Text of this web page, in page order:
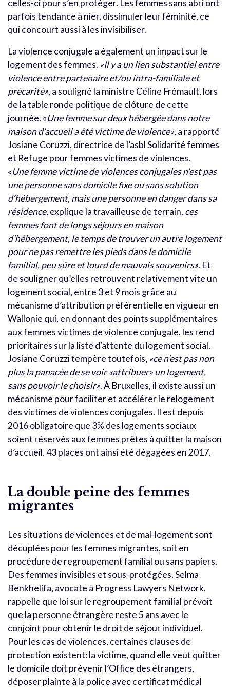
celles-ci pour s’en protéger. Les femmes sans abri ont
parfois tendance à nier, dissimuler leur féminité, ce
qui concourt aussi à les invisibiliser.
La violence conjugale a également un impact sur le
logement des femmes. «Il y a un lien substantiel entre
violence entre partenaire et/ou intra-familiale et
précarité», a souligné la ministre Céline Frémault, lors
de la table ronde politique de clôture de cette
journée. «Une femme sur deux hébergée dans notre
maison d’accueil a été victime de violence», a rapporté
Josiane Coruzzi, directrice de l’asbl Solidarité femmes
et Refuge pour femmes victimes de violences.
«Une femme victime de violences conjugales n’est pas
une personne sans domicile fixe ou sans solution
d’hébergement, mais une personne en danger dans sa
résidence, explique la travailleuse de terrain, ces
femmes font de longs séjours en maison
d’hébergement, le temps de trouver un autre logement
pour ne pas remettre les pieds dans le domicile
familial, peu sûre et lourd de mauvais souvenirs». Et
de souligner qu’elles retrouvent relativement vite un
logement social, entre 3 et 9 mois grâce au
mécanisme d’attribution préférentielle en vigueur en
Wallonie qui, en donnant des points supplémentaires
aux femmes victimes de violence conjugale, les rend
prioritaires sur la liste d’attente du logement social.
Josiane Coruzzi tempère toutefois, «ce n’est pas non
plus la panacée de se voir «attribuer» un logement,
sans pouvoir le choisir». À Bruxelles, il existe aussi un
mécanisme pour faciliter et accélérer le relogement
des victimes de violences conjugales. Il est depuis
2016 obligatoire que 3% des logements sociaux
soient réservés aux femmes prêtes à quitter la maison
d’accueil. 43 places ont ainsi été dégagées en 2017.
La double peine des femmes
migrantes
Les situations de violences et de mal-logement sont
décuplées pour les femmes migrantes, soit en
procédure de regroupement familial ou sans papiers.
Des femmes invisibles et sous-protégées. Selma
Benkhelifa, avocate à Progress Lawyers Network,
rappelle que loi sur le regroupement familial prévoit
que la personne étrangère reste 5 ans avec le
conjoint pour obtenir le droit de séjour individuel.
Pour les cas de violences, certaines clauses de
protection existent: la victime, quand elle veut quitter
le domicile doit prévenir l’Office des étrangers,
déposer plainte à la police avec certificat médical